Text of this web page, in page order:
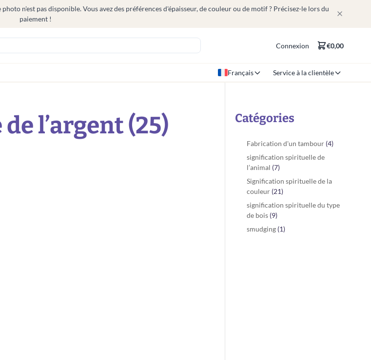
n'est pas disponible. Vous avez des préférences d'épaisseur, de couleur ou de motif ? Précisez-le lors du
paiement !
Connexion €0,00
Français Service à la clientèle
l’argent (25) Catégories
Fabrication d'un tambour (4)
signification spirituelle de
l’animal (7)
Signification spirituelle de la
couleur (21)
signification spirituelle du type
de bois (9)
smudging (1)